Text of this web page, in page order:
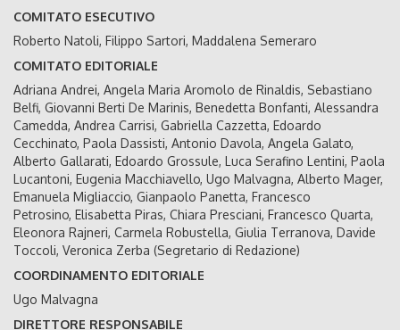
COMITATO ESECUTIVO
Roberto Natoli, Filippo Sartori, Maddalena Semeraro
COMITATO EDITORIALE
Adriana Andrei, Angela Maria Aromolo de Rinaldis, Sebastiano
Belfi, Giovanni Berti De Marinis, Benedetta Bonfanti, Alessandra
Camedda, Andrea Carrisi, Gabriella Cazzetta, Edoardo
Cecchinato, Paola Dassisti, Antonio Davola, Angela Galato,
Alberto Gallarati, Edoardo Grossule, Luca Serafino Lentini, Paola
Lucantoni, Eugenia Macchiavello, Ugo Malvagna, Alberto Mager,
Emanuela Migliaccio, Gianpaolo Panetta, Francesco
Petrosino, Elisabetta Piras, Chiara Presciani, Francesco Quarta,
Eleonora Rajneri, Carmela Robustella, Giulia Terranova, Davide
Toccoli, Veronica Zerba (Segretario di Redazione)
COORDINAMENTO EDITORIALE
Ugo Malvagna
DIRETTORE RESPONSABILE